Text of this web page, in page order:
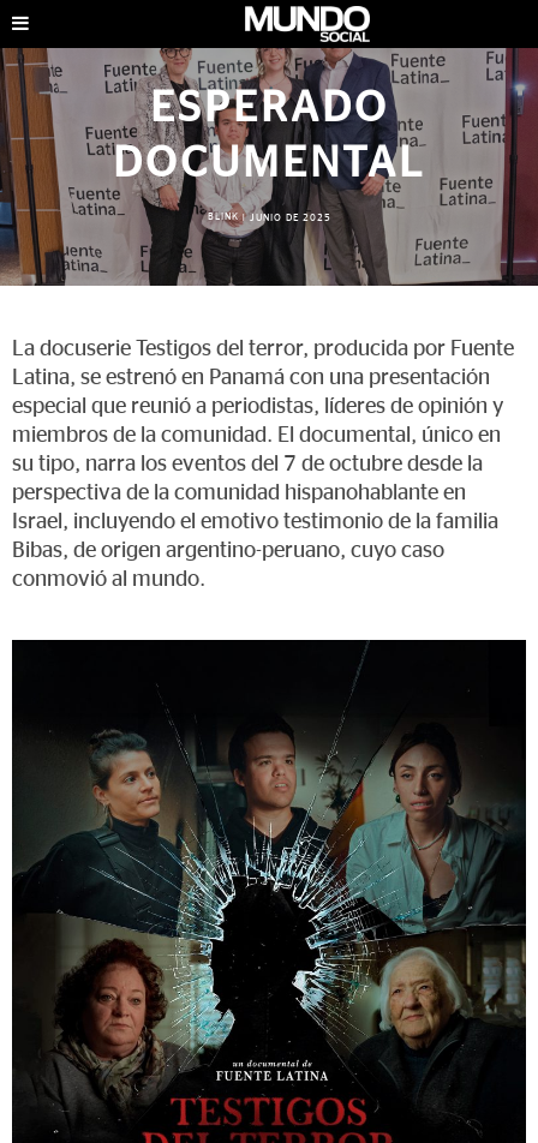
ESPERADO
DOCUMENTAL
BLINK|JUNIO DE 2025
La docuserie Testigos del terror, producida por Fuente
Latina, se estrenó en Panamá con una presentación
especial que reunió a periodistas, líderes de opinión y
miembros de la comunidad. El documental, único en
su tipo, narra los eventos del 7 de octubre desde la
perspectiva de la comunidad hispanohablante en
Israel, incluyendo el emotivo testimonio de la familia
Bibas, de origen argentino-peruano, cuyo caso
conmovió al mundo.